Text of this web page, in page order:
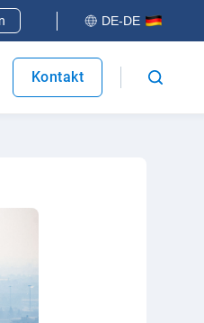
öffnen DE-DE
Kontakt